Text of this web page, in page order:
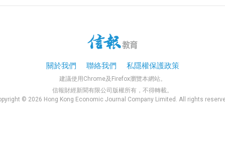
關於我們 聯絡我們 私隱權保護政策
建議使用Chrome及Firefox瀏覽本網站。
信報財經新聞有限公司版權所有，不得轉載。
© 2026 Hong Kong Economic Journal Company Limited. All rights